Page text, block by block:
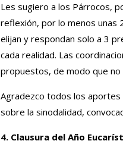
Les sugiero a los Párrocos,
reflexión, por lo menos unas
elijan y respondan solo a 3
cada realidad. Las
propuestos, de modo que
Agradezco todos los aportes
sobre la sinodalidad,
4. Clausura del Año